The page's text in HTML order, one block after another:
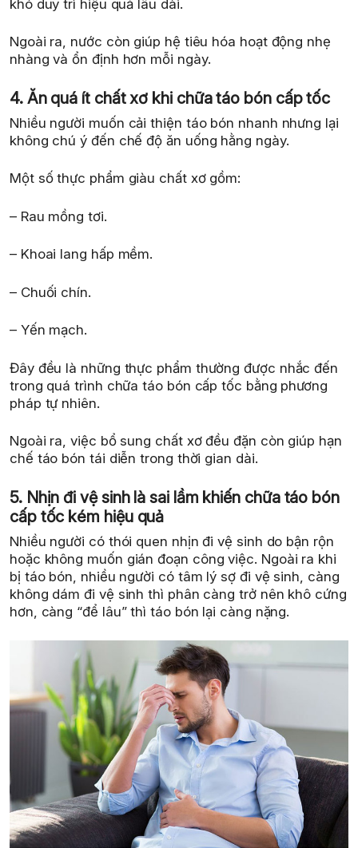
khó duy trì hiệu quả lâu dài.
Ngoài ra, nước còn giúp hệ tiêu hóa hoạt động nhẹ
nhàng và ổn định hơn mỗi ngày.
4. Ăn quá ít chất xơ khi chữa táo bón cấp tốc
Nhiều người muốn cải thiện táo bón nhanh nhưng lại
không chú ý đến chế độ ăn uống hằng ngày.
Một số thực phẩm giàu chất xơ gồm:
– Rau mồng tơi.
– Khoai lang hấp mềm.
– Chuối chín.
– Yến mạch.
Đây đều là những thực phẩm thường được nhắc đến
trong quá trình chữa táo bón cấp tốc bằng phương
pháp tự nhiên.
Ngoài ra, việc bổ sung chất xơ đều đặn còn giúp hạn
chế táo bón tái diễn trong thời gian dài.
5. Nhịn đi vệ sinh là sai lầm khiến chữa táo bón
cấp tốc kém hiệu quả
Nhiều người có thói quen nhịn đi vệ sinh do bận rộn
hoặc không muốn gián đoạn công việc. Ngoài ra khi
bị táo bón, nhiều người có tâm lý sợ đi vệ sinh, càng
không dám đi vệ sinh thì phân càng trở nên khô cứng
hơn, càng “để lâu” thì táo bón lại càng nặng.